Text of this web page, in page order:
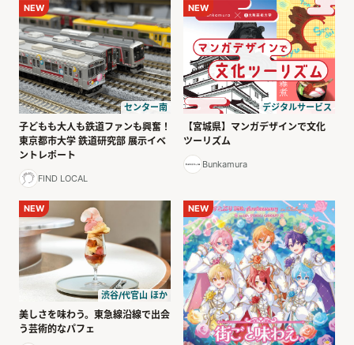
NEW
センター南
子どもも大人も鉄道ファンも興奮！
東京都市大学 鉄道研究部 展示イベ
ントレポート
FIND LOCAL
NEW
デジタルサービス
【宮城県】マンガデザインで文化
ツーリズム
Bunkamura
NEW
渋谷/代官山 ほか
美しさを味わう。東急線沿線で出会
う芸術的なパフェ
NEW